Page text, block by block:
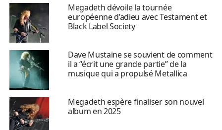
Megadeth dévoile la tournée
européenne d’adieu avec Testament et
Black Label Society
Dave Mustaine se souvient de comment
il a “écrit une grande partie” de la
musique qui a propulsé Metallica
Megadeth espère finaliser son nouvel
album en 2025